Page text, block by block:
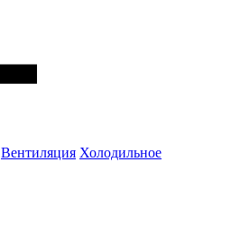
Вентиляция Холодильное